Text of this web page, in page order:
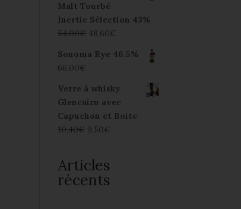
Malt Tourbé
Inertie Sélection 43%
54,00€ 48,60€
Sonoma Rye 46.5%
66,00€
Verre à whisky
Glencairn avec
Capuchon et Boite
10,40€ 9,50€
Articles
récents